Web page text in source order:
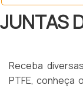
JUNTAS
Receba
PTFE, conheça